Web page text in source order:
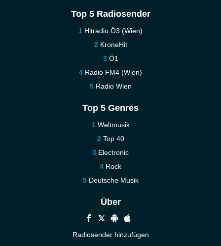
Top 5 Radiosender
Hitradio Ö3 (Wien)
KroneHit
Ö1
Radio FM4 (Wien)
Radio Wien
Top 5 Genres
Weltmusik
Top 40
Electronic
Rock
Deutsche Musik
Über
Radiosender hinzufügen